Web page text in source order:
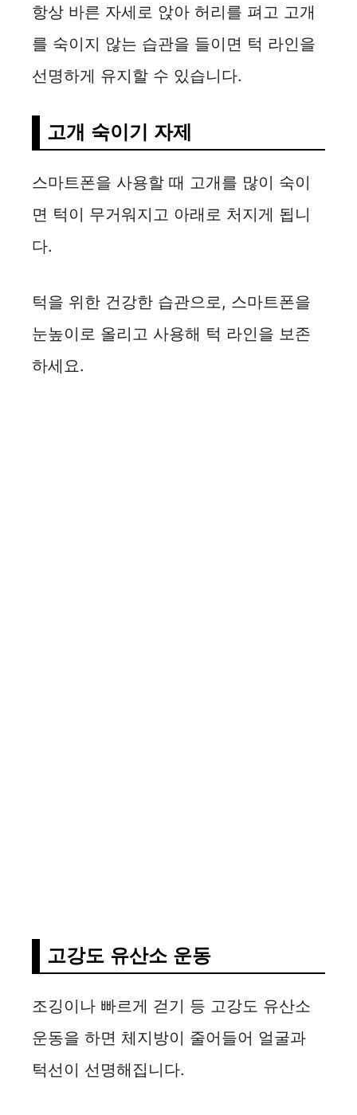
항상 바른 자세로 앉아 허리를 펴고 고개
를 숙이지 않는 습관을 들이면 턱 라인을
선명하게 유지할 수 있습니다.
고개 숙이기 자제
스마트폰을 사용할 때 고개를 많이 숙이
면 턱이 무거워지고 아래로 처지게 됩니
다.
턱을 위한 건강한 습관으로, 스마트폰을
눈높이로 올리고 사용해 턱 라인을 보존
하세요.
고강도 유산소 운동
조깅이나 빠르게 걷기 등 고강도 유산소
운동을 하면 체지방이 줄어들어 얼굴과
턱선이 선명해집니다.